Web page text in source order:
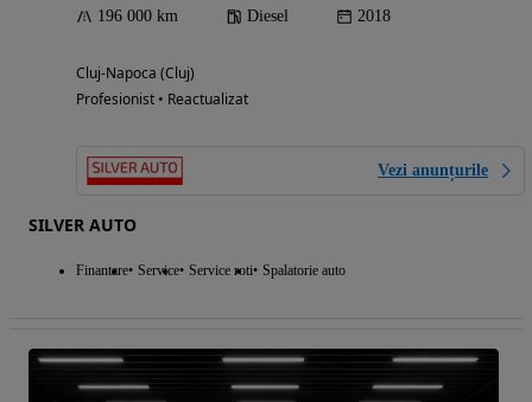
196 000 km Diesel 2018
Cluj-Napoca (Cluj)
Profesionist • Reactualizat
Vezi anunțurile
SILVER AUTO
Finantare Service Service roti Spalatorie auto